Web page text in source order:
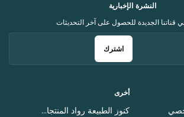
أخرى
كنوز الطبيعة رواد المنتجا...
النشرة الإخبارية
قناتنا الجديدة للحصول على آخر التحديثات
اشترك